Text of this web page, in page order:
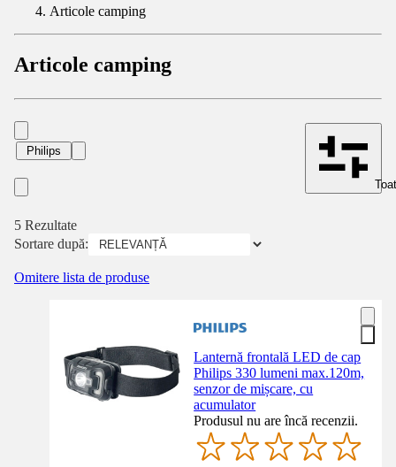
Articole camping
Articole camping
Philips
5 Rezultate
Sortare după:
Omitere lista de produse
Lanternă frontală LED de cap
Philips 330 lumeni max.120m,
senzor de mișcare, cu
acumulator
Produsul nu are încă recenzii.